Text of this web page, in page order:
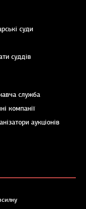
суди
суддів
служба
компанії
аукціонів